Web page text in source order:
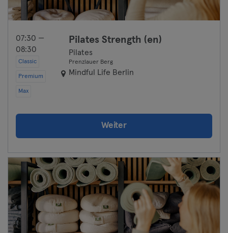
07:30 —
08:30
Classic
Premium
Max
Pilates Strength (en)
Pilates
Prenzlauer Berg
Mindful Life Berlin
Weiter